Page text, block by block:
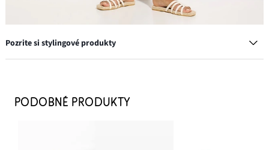
Pozrite si stylingové produkty
13,99 €
PODOBNÉ PRODUKTY